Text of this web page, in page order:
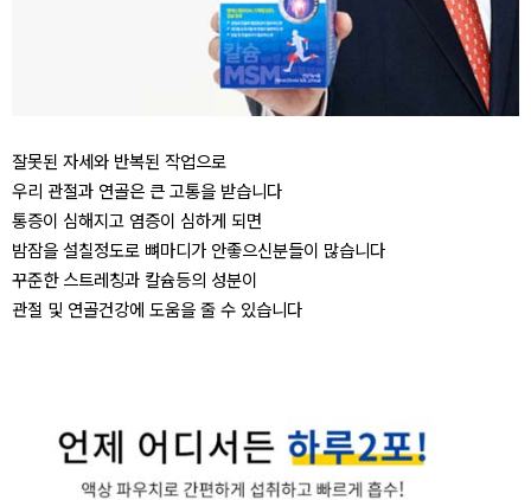
잘못된 자세와 반복된 작업으로
우리 관절과 연골은 큰 고통을 받습니다
통증이 심해지고 염증이 심하게 되면
밤잠을 설칠정도로 뼈마디가 안좋으신분들이 많습니다
꾸준한 스트레칭과 칼슘등의 성분이
관절 및 연골건강에 도움을 줄 수 있습니다